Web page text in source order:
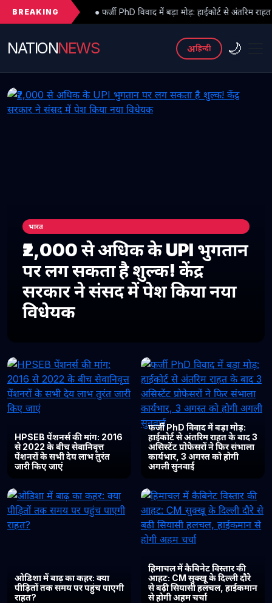
BREAKING
● फर्जी PhD विवाद में बड़ा मोड़: हाईकोर्ट से अंतरिम राहत के बाद 3
NATIONNEWS अहिन्दी 🌙
भारत
₹2,000 से अधिक के UPI भुगतान
पर लग सकता है शुल्क! केंद्र
सरकार ने संसद में पेश किया नया
विधेयक
HPSEB पेंशनर्स की मांग: 2016
से 2022 के बीच सेवानिवृत्त
पेंशनरों के सभी देय लाभ तुरंत
जारी किए जाएं
फर्जी PhD विवाद में बड़ा मोड़:
हाईकोर्ट से अंतरिम राहत के बाद 3
असिस्टेंट प्रोफेसरों ने फिर संभाला
कार्यभार, 3 अगस्त को होगी
अगली सुनवाई
ओडिशा में बाढ़ का कहर: क्या
पीड़ितों तक समय पर पहुंच पाएगी
राहत?
हिमाचल में कैबिनेट विस्तार की
आहट: CM सुक्खू के दिल्ली दौरे
से बढ़ी सियासी हलचल, हाईकमान
से होगी अहम चर्चा